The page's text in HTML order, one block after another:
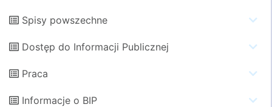
Spisy powszechne
Dostęp do Informacji Publicznej
Praca
Informacje o BIP